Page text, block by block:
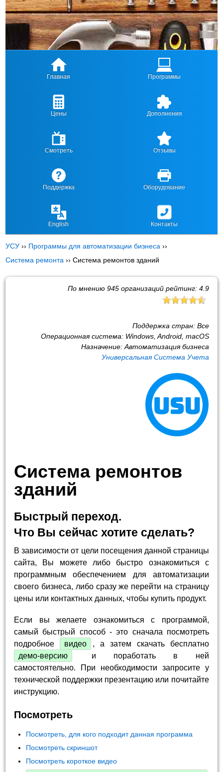
Главная Программы
Цены Дополнения
Смотреть Отзывы
Поддержка Оборудование
English Контакты
УСУ ›› Программы для автоматизации бизнеса ››
Система ремонта ››Система ремонтов зданий
По мнению 945организаций рейтинг: 4.9
Поддержка стран: Все
Операционная система: Windows, Android, macOS
Назначение: Автоматизация бизнеса
Универсальная Система Учета
Система ремонтов
зданий
Быстрый переход.
Что Вы сейчас хотите сделать?
В зависимости от цели посещения данной страницы
сайта, Вы можете либо быстро ознакомиться с
программным обеспечением для автоматизации
своего бизнеса, либо сразу же перейти на страницу
цены или контактных данных, чтобы купить продукт.
Если вы желаете ознакомиться с программой,
самый быстрый способ - это сначала посмотреть
подробное
видео
, а затем скачать бесплатно
демо-версию
и поработать в ней
самостоятельно. При необходимости запросите у
технической поддержки презентацию или почитайте
инструкцию.
Посмотреть
Посмотреть, для кого подходит данная программа
Посмотреть скриншот
Посмотреть короткое видео